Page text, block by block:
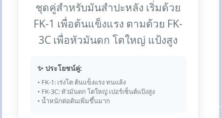
ชุดคู่สำหรับมันสำปะหลัง เริ่มด้วย
FK-1 เพื่อต้นแข็งแรง ตามด้วย FK-
3C เพื่อหัวมันดก โตใหญ่ แป้งสูง
✨ ประโยชน์คู่:
• FK-1: เร่งโต ต้นแข็งแรง ทนแล้ง
• FK-3C: หัวมันดก โตใหญ่ เปอร์เซ็นต์แป้งสูง
• น้ำหนักต่อต้นเพิ่มขึ้นมาก